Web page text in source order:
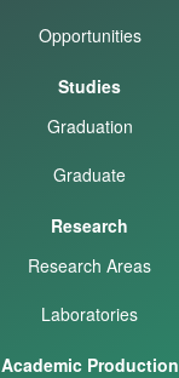
Opportunities
Studies
Graduation
Graduate
Research
Research Areas
Laboratories
Academic Production